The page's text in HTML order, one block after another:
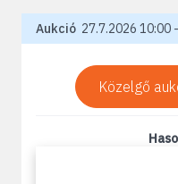
Aukció 27.7.2026 10:00
Közelgő